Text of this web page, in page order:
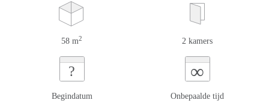
58 m2 2 kamers
?
Begindatum
∞
Onbepaalde tijd